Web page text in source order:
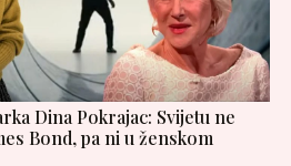
Dina Pokrajac: Svijetu ne
Bond, pa ni u ženskom